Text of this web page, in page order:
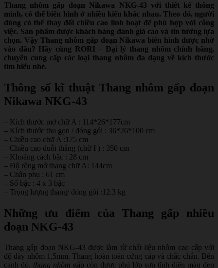
Thang nhôm gấp đoạn Nikawa NKG-43 với thiết kế thông
minh, có thể biến hình ở nhiều kiểu khác nhau. Theo đó, người
dùng có thể thay đổi chiều cao linh hoạt để phù hợp với công
việc. Sản phẩm được khách hàng đánh giá cao và tin tưởng lựa
chọn. Vậy Thang nhôm gấp đoạn Nikawa biến hình được nhờ
vào đâu? Hãy cùng RORI – Đại lý thang nhôm chính hãng,
chuyên cung cấp các loại thang nhôm đa dạng về kích thước
tìm hiểu nhé.
Thông số kĩ thuật Thang nhôm gấp đoạn
Nikawa NKG-43
– Kích thước mở chữ A : 114*26*177cm
– Kích thước thu gọn / đóng gói : 36*26*100 cm
– Chiều cao chữ A :175 cm
– Chiều cao duỗi thẳng (chữ I ) : 350 cm
– Khoảng cách bậc : 28 cm
– Độ rộng mở thang chữ A: 144cm
– Chân phụ : 61 cm
– Số bậc : 4 x 3 bậc
– Trọng lượng thang/ đóng gói :12.3 kg
Những ưu điểm của Thang gấp nhiều
đoạn NKG-43
Thang gấp đoạn NKG-43 được làm từ chất liệu nhôm cao cấp với
độ dày nhôm 1,5mm. Thang hoàn toàn cứng cáp và chắc chắn. Bên
cạnh đó, thang nhôm gấp còn được phủ lớp sơn tĩnh điện màu đen